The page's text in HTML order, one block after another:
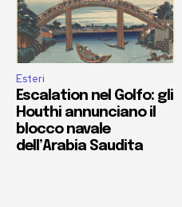
Esteri
Escalation nel Golfo: gli
Houthi annunciano il
blocco navale
dell’Arabia Saudita